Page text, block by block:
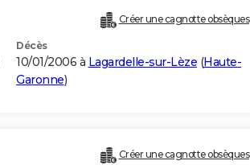
Créer une cagnotte obsèques
Décès
10/01/2006 à Lagardelle-sur-Lèze (Haute-
Garonne)
Créer une cagnotte obsèques